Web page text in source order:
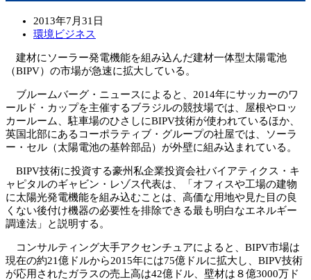
2013年7月31日
環境ビジネス
建材にソーラー発電機能を組み込んだ建材一体型太陽電池
（BIPV）の市場が急速に拡大している。
ブルームバーグ・ニュースによると、2014年にサッカーのワ
ールド・カップを主催するブラジルの競技場では、屋根やロッ
カールーム、駐車場のひさしにBIPV技術が使われているほか、
英国北部にあるコーポラティブ・グループの社屋では、ソーラ
ー・セル（太陽電池の基幹部品）が外壁に組み込まれている。
BIPV技術に投資する豪州私企業投資会社バイアティクス・キ
ャピタルのギャビン・レゾス代表は、「オフィスや工場の建物
に太陽光発電機能を組み込むことは、高価な用地や見た目の良
くない後付け機器の必要性を排除できる最も明白なエネルギー
調達法」と説明する。
コンサルティング大手アクセンチュアによると、BIPV市場は
現在の約21億ドルから2015年には75億ドルに拡大し、BIPV技術
が応用されたガラスの売上高は42億ドル、壁材は８億3000万ド